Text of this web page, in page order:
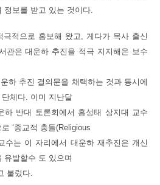
정보를 받고 있는 것이다.
극적으로 홍보해 왔고, 게다가 목사 출신
관은 대운하 추진을 적극 지지해온 보수
하 추진 결의문을 채택하는 것과 동시에
체다. 이미 지난달
하 반대 토론회에서 홍성태 상지대 교수
‘종교적 충돌(Religious
수는 이 자리에서 대운하 재추진은 개신
유발할수 도 있으며
불렀다.